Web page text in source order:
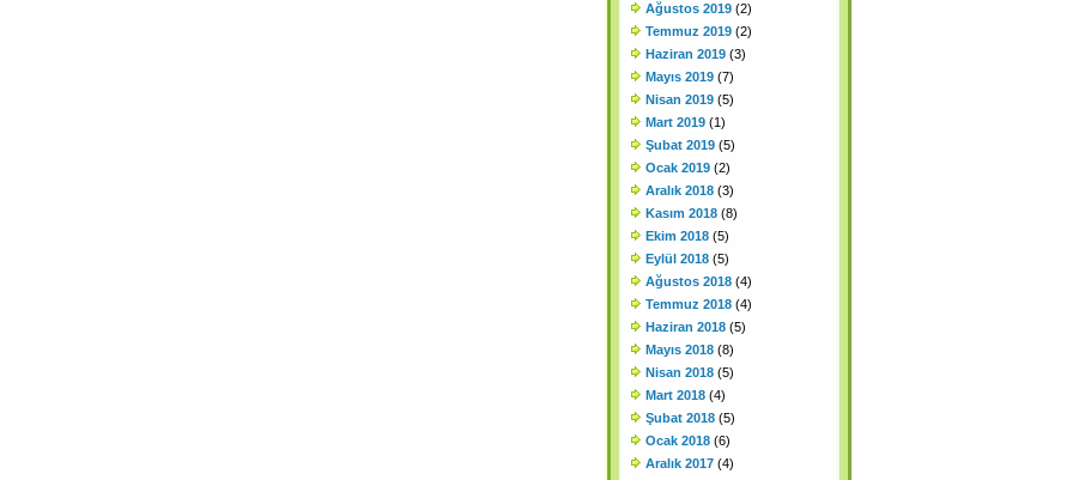
Ağustos 2019 (2)
Temmuz 2019 (2)
Haziran 2019 (3)
Mayıs 2019 (7)
Nisan 2019 (5)
Mart 2019 (1)
Şubat 2019 (5)
Ocak 2019 (2)
Aralık 2018 (3)
Kasım 2018 (8)
Ekim 2018 (5)
Eylül 2018 (5)
Ağustos 2018 (4)
Temmuz 2018 (4)
Haziran 2018 (5)
Mayıs 2018 (8)
Nisan 2018 (5)
Mart 2018 (4)
Şubat 2018 (5)
Ocak 2018 (6)
Aralık 2017 (4)